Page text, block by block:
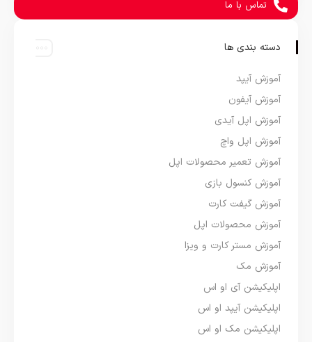
تماس با ما
دسته بندی ها
آموزش آیپد
آموزش آیفون
آموزش اپل آیدی
آموزش اپل واچ
آموزش تعمیر محصولات اپل
آموزش کنسول بازی
آموزش گیفت کارت
آموزش محصولات اپل
آموزش مستر کارت و ویزا
آموزش مک
اپلیکیشن آی او اس
اپلیکیشن آیپد او اس
اپلیکیشن مک او اس